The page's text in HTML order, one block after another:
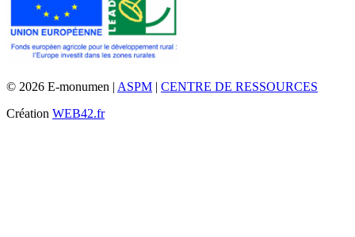
© 2026 E-monumen | ASPM | CENTRE DE RESSOURCES
Création WEB42.fr